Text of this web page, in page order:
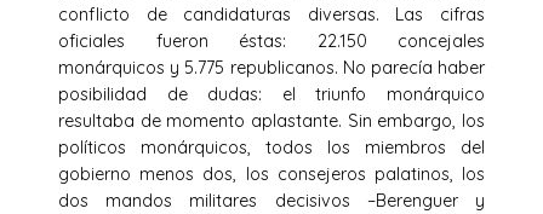
conflicto de candidaturas diversas. Las cifras
oficiales fueron éstas: 22.150 concejales
monárquicos y 5.775 republicanos. No parecía haber
posibilidad de dudas: el triunfo monárquico
resultaba de momento aplastante. Sin embargo, los
políticos monárquicos, todos los miembros del
gobierno menos dos, los consejeros palatinos, los
dos mandos militares decisivos –Berenguer y